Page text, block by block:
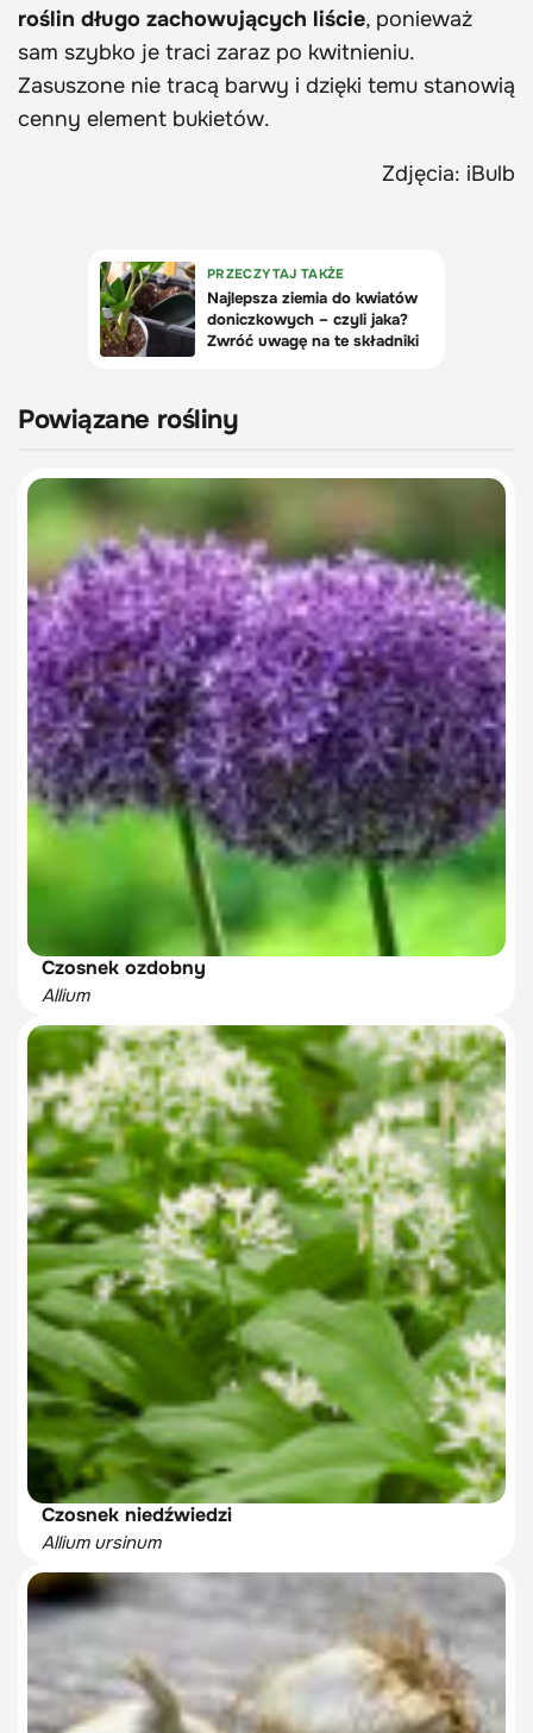
roślin długo zachowujących liście, ponieważ
sam szybko je traci zaraz po kwitnieniu.
Zasuszone nie tracą barwy i dzięki temu stanowią
cenny element bukietów.
Zdjęcia: iBulb
Powiązane rośliny
Czosnek ozdobny
Allium
Czosnek niedźwiedzi
Allium ursinum